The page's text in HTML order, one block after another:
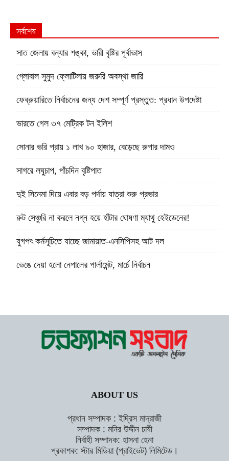
সর্বশেষ
সাত জেলায় বন্যার শঙ্কা, ভারী বৃষ্টির পূর্বাভাস
গ্লোবাল সুমুদ ফ্লোটিলায় জরুরি অবস্থা জারি
ফেব্রুয়ারিতে নির্বাচনের জন্য দেশ সম্পূর্ণ প্রস্তুত: প্রধান উপদেষ্টা
ভারতে গেল ৩৭ মেট্রিক টন ইলিশ
সোনার ভরি প্রায় ১ লাখ ৯০ হাজার, বেড়েছে রুপার দামও
সাগরে লঘুচাপ, পাঁচদিন বৃষ্টিপাত
দুই সিনেমা দিয়ে এবার বড় পর্দায় যাত্রা শুরু প্রভার
রুট সেঞ্চুরি না করলে নগ্ন হয়ে হাঁটার ঘোষণা ম্যাথু হেইডেনের!
যুগপৎ কর্মসূচিতে যাচ্ছে জামায়াত-এনসিপিসহ আট দল
ভেঙে দেয়া হলো নেপালের পার্লামেন্ট, মার্চে নির্বাচন
ABOUT US
প্রধান সম্পাদক : ইদ্রিস মাদ্রাজী
সম্পাদক : মনির উদ্দীন চাষী
নির্বাহী সম্পাদক: হাসনা হেনা
প্রকাশক: স্টার মিডিয়া (প্রাইভেট) লিমিটেড।